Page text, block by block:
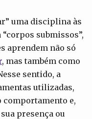
uma disciplina às
submissos”,
aprendem não só
, mas também como
sentido, a
utilizadas,
e,
presença ou